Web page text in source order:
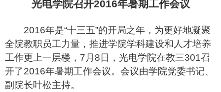
光电学院召开2016年暑期工作会议
2016年是“十三五”的开局之年，为更好地凝聚
全院教职员工力量，推进学院学科建设和人才培养
工作更上一层楼，7月8日，光电学院在教三301召
开了2016年暑期工作会议。会议由学院党委书记、
副院长叶松主持。